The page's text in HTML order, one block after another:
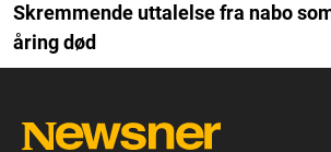
Skremmende uttalelse fra nabo
åring død